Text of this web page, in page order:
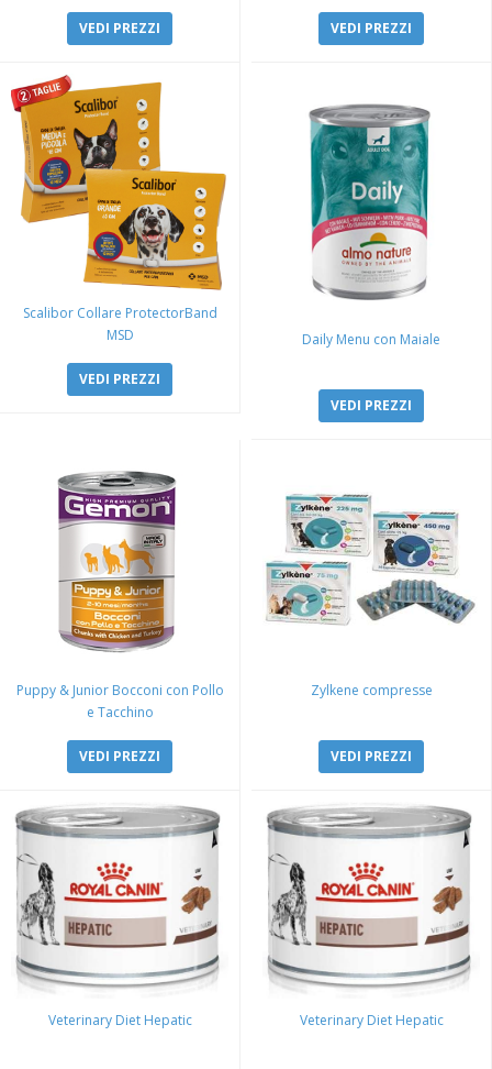
VEDI PREZZI VEDI PREZZI
Scalibor Collare ProtectorBand
MSD
VEDI PREZZI
Daily Menu con Maiale
VEDI PREZZI
Puppy & Junior Bocconi con Pollo
e Tacchino
VEDI PREZZI
Zylkene compresse
VEDI PREZZI
Veterinary Diet Hepatic Veterinary Diet Hepatic